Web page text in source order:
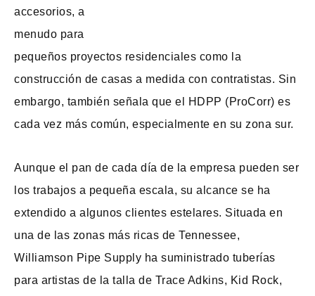
accesorios, a
menudo para
pequeños proyectos residenciales como la
construcción de casas a medida con contratistas. Sin
embargo, también señala que el HDPP (ProCorr) es
cada vez más común, especialmente en su zona sur.
Aunque el pan de cada día de la empresa pueden ser
los trabajos a pequeña escala, su alcance se ha
extendido a algunos clientes estelares. Situada en
una de las zonas más ricas de Tennessee,
Williamson Pipe Supply ha suministrado tuberías
para artistas de la talla de Trace Adkins, Kid Rock,